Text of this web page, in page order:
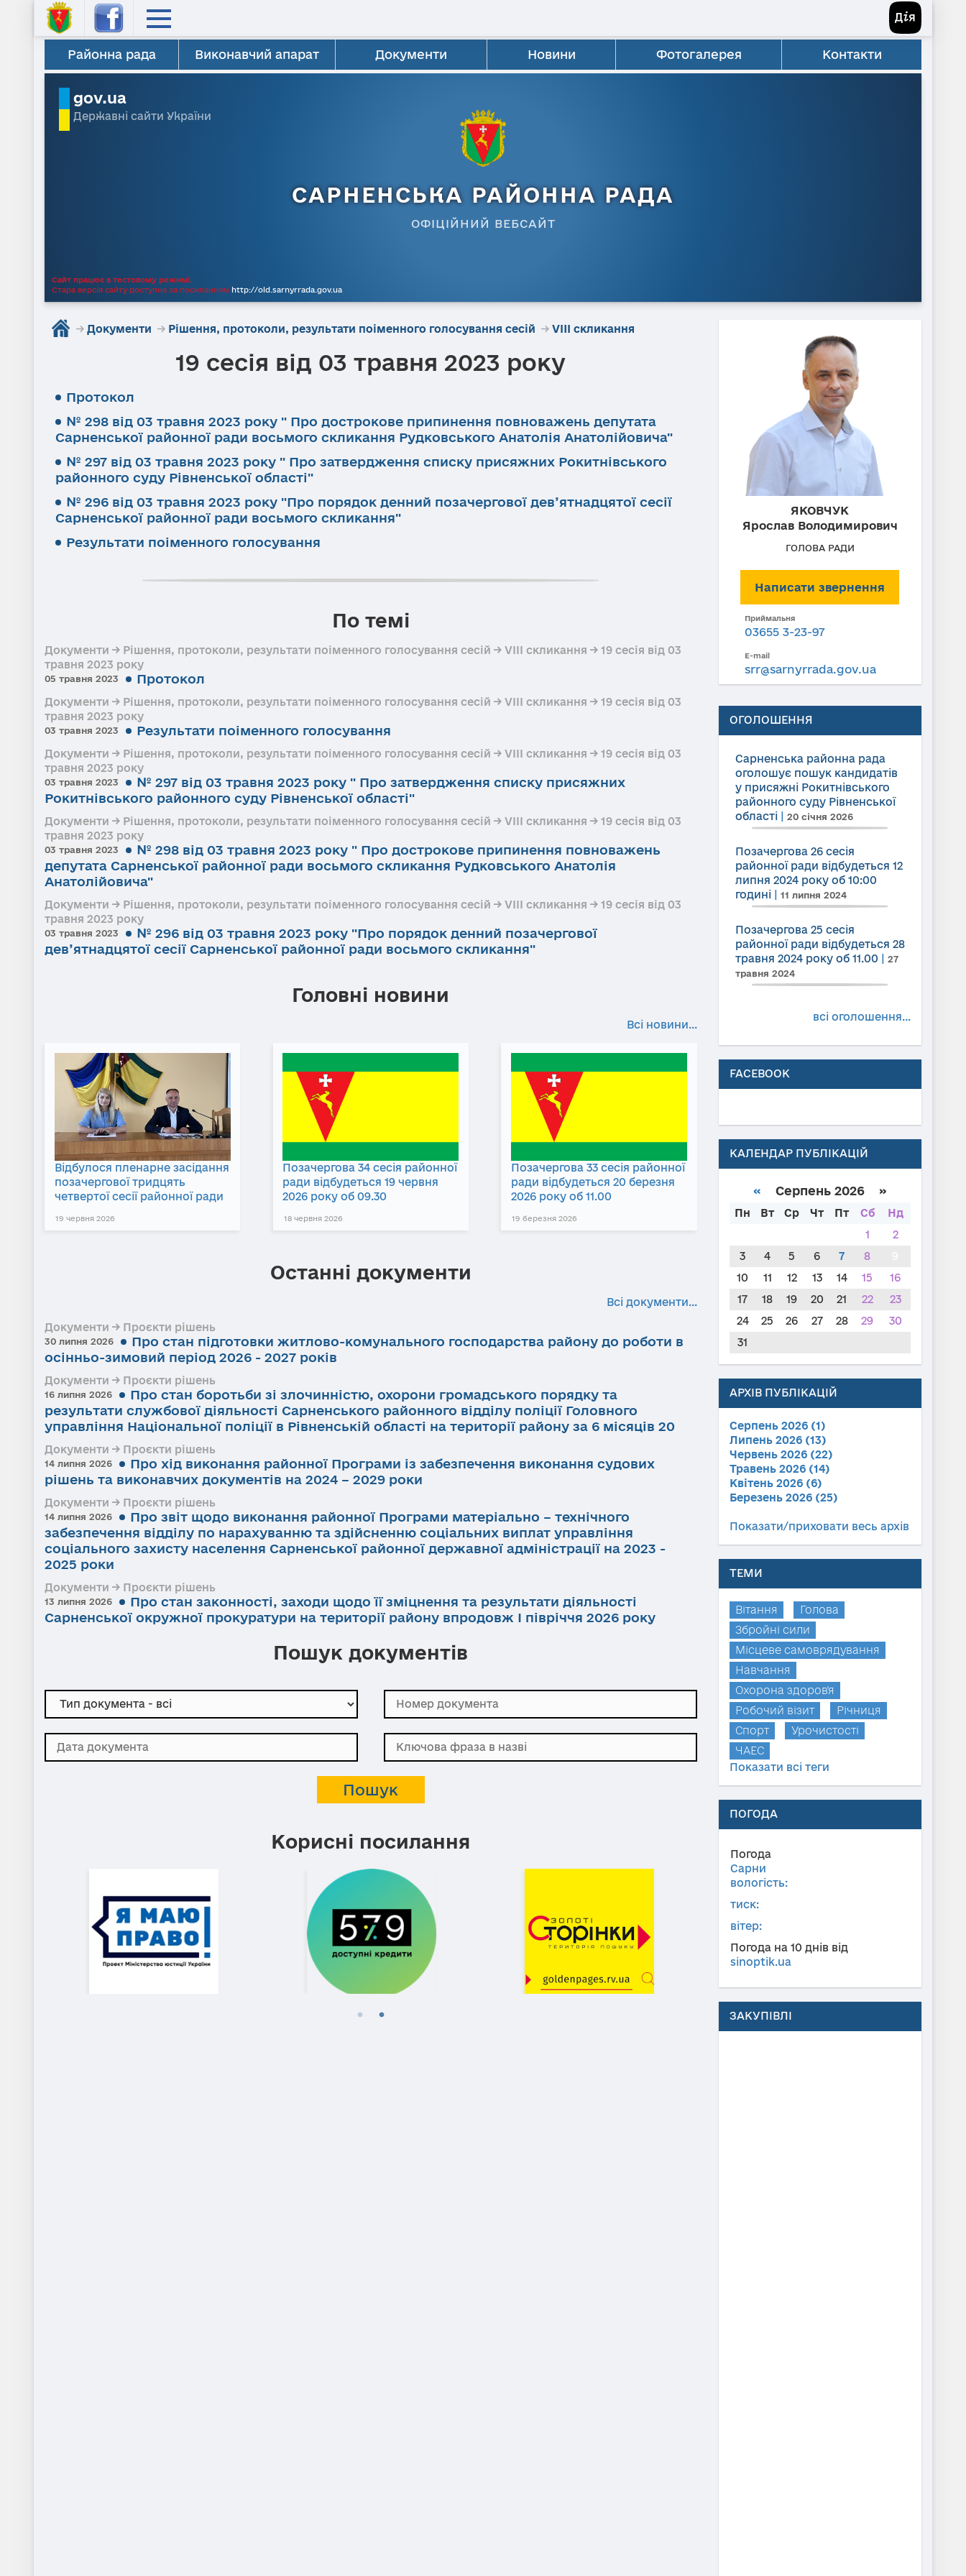
Районна рада Виконавчий апарат Документи Новини Фотогалерея Контакти
gov.ua
Державні сайти України
САРНЕНСЬКА РАЙОННА РАДА
ОФІЦІЙНИЙ ВЕБСАЙТ
Сайт працює в тестовому режимі.
Стара версія сайту доступна за посиланням http://old.sarnyrrada.gov.ua
→ Документи → Рішення, протоколи, результати поіменного голосування сесій → VIII скликання
19 сесія від 03 травня 2023 року
Протокол
№ 298 від 03 травня 2023 року " Про дострокове припинення повноважень депутата
Сарненської районної ради восьмого скликання Рудковського Анатолія Анатолійовича"
№ 297 від 03 травня 2023 року " Про затвердження списку присяжних Рокитнівського
районного суду Рівненської області"
№ 296 від 03 травня 2023 року "Про порядок денний позачергової дев’ятнадцятої сесії
Сарненської районної ради восьмого скликання"
Результати поіменного голосування
По темі
Документи → Рішення, протоколи, результати поіменного голосування сесій → VIII скликання → 19 сесія від 03
травня 2023 року
05 травня 2023 Протокол
Документи → Рішення, протоколи, результати поіменного голосування сесій → VIII скликання → 19 сесія від 03
травня 2023 року
03 травня 2023 Результати поіменного голосування
Документи → Рішення, протоколи, результати поіменного голосування сесій → VIII скликання → 19 сесія від 03
травня 2023 року
03 травня 2023
№ 297 від 03 травня 2023 року " Про затвердження списку присяжних
Рокитнівського районного суду Рівненської області"
Документи → Рішення, протоколи, результати поіменного голосування сесій → VIII скликання → 19 сесія від 03
травня 2023 року
03 травня 2023
№ 298 від 03 травня 2023 року " Про дострокове припинення повноважень
депутата Сарненської районної ради восьмого скликання Рудковського Анатолія
Анатолійовича"
Документи → Рішення, протоколи, результати поіменного голосування сесій → VIII скликання → 19 сесія від 03
травня 2023 року
03 травня 2023
№ 296 від 03 травня 2023 року "Про порядок денний позачергової
дев’ятнадцятої сесії Сарненської районної ради восьмого скликання"
Головні новини
Всі новини...
Відбулося пленарне засідання
позачергової тридцять
четвертої сесії районної ради
19 червня 2026
Позачергова 34 сесія районної
ради відбудеться 19 червня
2026 року об 09.30
18 червня 2026
Позачергова 33 сесія районної
ради відбудеться 20 березня
2026 року об 11.00
19 березня 2026
Останні документи
Всі документи...
Документи → Проєкти рішень
30 липня 2026
Про стан підготовки житлово-комунального господарства району до роботи в
осінньо-зимовий період 2026 - 2027 років
Документи → Проєкти рішень
16 липня 2026
Про стан боротьби зі злочинністю, охорони громадського порядку та
результати службової діяльності Сарненського районного відділу поліції Головного
управління Національної поліції в Рівненській області на території району за 6 місяців 20
Документи → Проєкти рішень
14 липня 2026
Про хід виконання районної Програми із забезпечення виконання судових
рішень та виконавчих документів на 2024 – 2029 роки
Документи → Проєкти рішень
14 липня 2026
Про звіт щодо виконання районної Програми матеріально – технічного
забезпечення відділу по нарахуванню та здійсненню соціальних виплат управління
соціального захисту населення Сарненської районної державної адміністрації на 2023 -
2025 роки
Документи → Проєкти рішень
13 липня 2026
Про стан законності, заходи щодо її зміцнення та результати діяльності
Сарненської окружної прокуратури на території району впродовж І півріччя 2026 року
Пошук документів
Корисні посилання
ЯКОВЧУК
Ярослав Володимирович
ГОЛОВА РАДИ
Написати звернення
Приймальня
03655 3-23-97
E-mail
srr@sarnyrrada.gov.ua
ОГОЛОШЕННЯ
Сарненська районна рада
оголошує пошук кандидатів
у присяжні Рокитнівського
районного суду Рівненської
області| 20 січня 2026
Позачергова 26 сесія
районної ради відбудеться 12
липня 2024 року об 10:00
годині| 11 липня 2024
Позачергова 25 сесія
районної ради відбудеться 28
травня 2024 року об 11.00
27
травня 2024
всі оголошення...
FACEBOOK
КАЛЕНДАР ПУБЛІКАЦІЙ
« Серпень 2026 »
Пн Вт Ср Чт Пт Сб
Нд
1
2
3
4 5 6 7 8
10
11 12 13 14 15
16
17
18 19 20 21 22
23
24
25 26 27 28 29
30
31
АРХІВ ПУБЛІКАЦІЙ
Серпень 2026 (1)
Липень 2026 (13)
Червень 2026 (22)
Травень 2026 (14)
Квітень 2026 (6)
Березень 2026 (25)
Показати/приховати весь архів
ТЕМИ
Вітання
Голова
Збройні сили
Місцеве самоврядування
Навчання
Охорона здоров'я
Робочий візит
Річниця
Спорт
Урочистості
ЧАЕС
Показати всі теги
ПОГОДА
Погода
Сарни
вологість:
тиск:
вітер:
Погода на 10 днів від
sinoptik.ua
ЗАКУПІВЛІ